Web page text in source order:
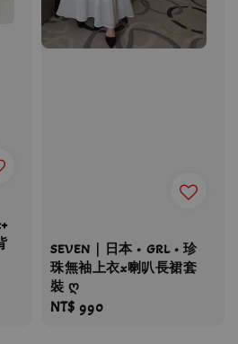
SEVEN｜日本 • GRL • 珍
珠無袖上衣x喇叭長裙套
裝 ღ
Regular
NT$ 990